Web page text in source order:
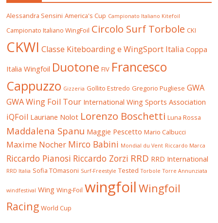
Alessandra Sensini America's Cup Campionato Italiano Kitefoil
Campionato Italiano WingFoil Circolo Surf Torbole CKI
CKWI Classe Kiteboarding e WingSport Italia Coppa
Italia Wingfoil Duotone FIV Francesco
Cappuzzo Gizzeria Gollito Estredo Gregorio Pugliese GWA
GWA Wing Foil Tour International Wing Sports Association
iQFoil Lauriane Nolot Lorenzo Boschetti Luna Rossa
Maddalena Spanu Maggie Pescetto Mario Calbucci
Maxime Nocher Mirco Babini Mondial du Vent Riccardo Marca
Riccardo Pianosi Riccardo Zorzi RRD RRD International
RRD Italia Sofia TOmasoni Surf-Freestyle Tested Torbole Torre Annunziata
windfestival Wing Wing-Foil wingfoil Wingfoil
Racing World Cup